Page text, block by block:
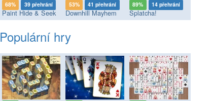
68% 39 přehrání
Paint Hide & Seek
53% 41 přehrání
Downhill Mayhem
89% 14 přehrání
Splatcha!
Populární hry